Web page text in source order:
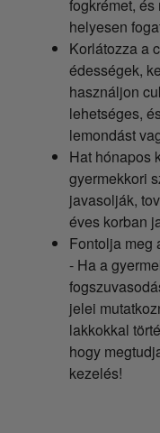
fogkrémet, és
helyesen
Korlátozza a
édességek,
használjon
lehetséges,
lemondást
Hat hónapos
gyermekkori
javasolják,
éves korban
Fontolja meg
- Ha a
jelei
lakkokkal
hogy
kezelés!